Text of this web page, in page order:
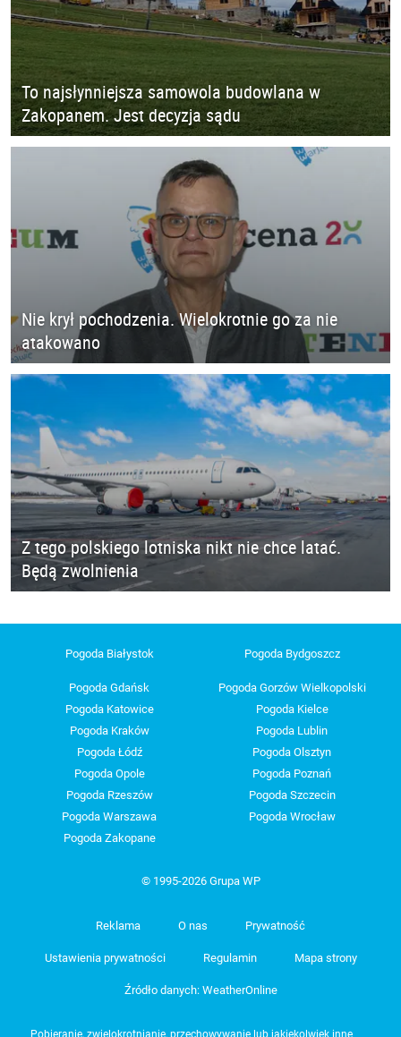
To najsłynniejsza samowola budowlana w
Zakopanem. Jest decyzja sądu
Nie krył pochodzenia. Wielokrotnie go za nie
atakowano
Z tego polskiego lotniska nikt nie chce latać.
Będą zwolnienia
Pogoda Białystok Pogoda Bydgoszcz
Pogoda Gdańsk
Pogoda Gorzów Wielkopolski
Pogoda Katowice
Pogoda Kielce
Pogoda Kraków
Pogoda Lublin
Pogoda Łódź
Pogoda Olsztyn
Pogoda Opole
Pogoda Poznań
Pogoda Rzeszów
Pogoda Szczecin
Pogoda Warszawa
Pogoda Wrocław
Pogoda Zakopane
© 1995-2026 Grupa WP
Reklama O nas Prywatność
Ustawienia prywatności Regulamin Mapa strony
Źródło danych: WeatherOnline
Pobieranie, zwielokrotnianie, przechowywanie lub jakiekolwiek inne